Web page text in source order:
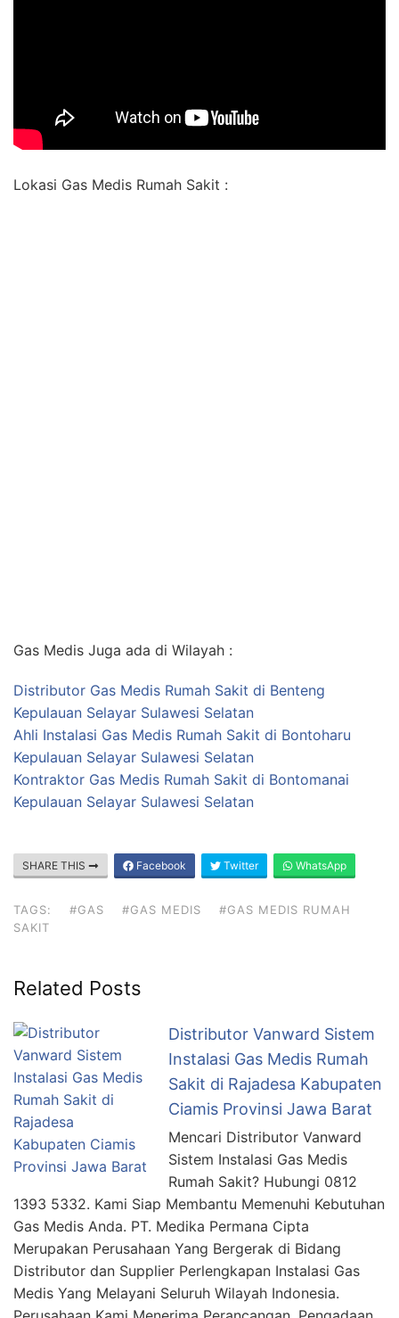
Lokasi Gas Medis Rumah Sakit :
Gas Medis Juga ada di Wilayah :
Distributor Gas Medis Rumah Sakit di Benteng
Kepulauan Selayar Sulawesi Selatan
Ahli Instalasi Gas Medis Rumah Sakit di Bontoharu
Kepulauan Selayar Sulawesi Selatan
Kontraktor Gas Medis Rumah Sakit di Bontomanai
Kepulauan Selayar Sulawesi Selatan
SHARE THIS Facebook Twitter WhatsApp
TAGS: #GAS #GAS MEDIS
#GAS MEDIS RUMAH
SAKIT
Related Posts
Distributor Vanward Sistem
Instalasi Gas Medis Rumah
Sakit di Rajadesa Kabupaten
Ciamis Provinsi Jawa Barat
Mencari Distributor Vanward
Sistem Instalasi Gas Medis
Rumah Sakit? Hubungi 0812
1393 5332. Kami Siap Membantu Memenuhi Kebutuhan
Gas Medis Anda. PT. Medika Permana Cipta
Merupakan Perusahaan Yang Bergerak di Bidang
Distributor dan Supplier Perlengkapan Instalasi Gas
Medis Yang Melayani Seluruh Wilayah Indonesia.